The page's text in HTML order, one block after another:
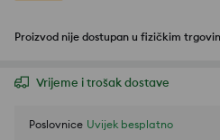
Proizvod nije dostupan u fizičkim
Vrijeme i trošak dostave
Poslovnice Uvijek besplatno